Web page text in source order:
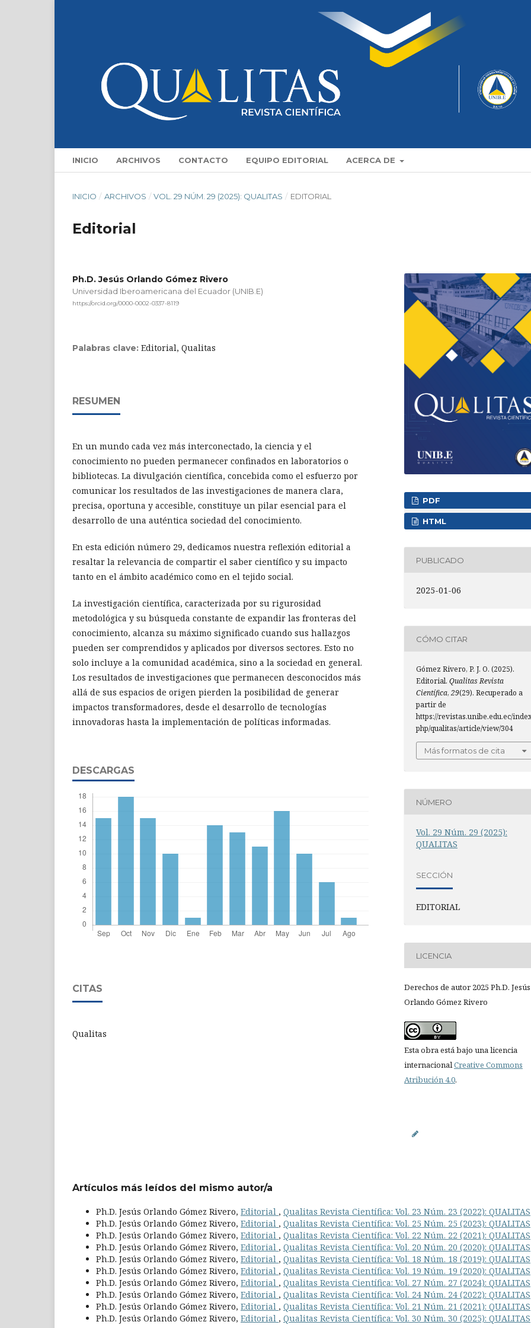
INICIO ARCHIVOS CONTACTO EQUIPO EDITORIAL ACERCA DE
INICIO / ARCHIVOS / VOL. 29 NÚM. 29 (2025): QUALITAS / EDITORIAL
Editorial
Ph.D. Jesús Orlando Gómez Rivero
Universidad Iberoamericana del Ecuador (UNIB.E)
https://orcid.org/0000-0002-0337-8119
Palabras clave: Editorial, Qualitas
RESUMEN
En un mundo cada vez más interconectado, la ciencia y el
conocimiento no pueden permanecer confinados en laboratorios o
bibliotecas. La divulgación científica, concebida como el esfuerzo por
comunicar los resultados de las investigaciones de manera clara,
precisa, oportuna y accesible, constituye un pilar esencial para el
desarrollo de una auténtica sociedad del conocimiento.
En esta edición número 29, dedicamos nuestra reflexión editorial a
resaltar la relevancia de compartir el saber científico y su impacto
tanto en el ámbito académico como en el tejido social.
La investigación científica, caracterizada por su rigurosidad
metodológica y su búsqueda constante de expandir las fronteras del
conocimiento, alcanza su máximo significado cuando sus hallazgos
pueden ser comprendidos y aplicados por diversos sectores. Esto no
solo incluye a la comunidad académica, sino a la sociedad en general.
Los resultados de investigaciones que permanecen desconocidos más
allá de sus espacios de origen pierden la posibilidad de generar
impactos transformadores, desde el desarrollo de tecnologías
innovadoras hasta la implementación de políticas informadas.
DESCARGAS
CITAS
Qualitas
PDF
HTML
PUBLICADO
2025-01-06
CÓMO CITAR
Gómez Rivero, P. J. O. (2025).
Editorial. Qualitas Revista
Científica, 29(29). Recuperado a
partir de
https://revistas.unibe.edu.ec/
php/qualitas/article/view/304
Más formatos de cita
NÚMERO
Vol. 29 Núm. 29 (2025):
QUALITAS
SECCIÓN
EDITORIAL
LICENCIA
Derechos de autor 2025 Ph.D. Jesús
Orlando Gómez Rivero
Esta obra está bajo una licencia
internacionalCreative Commons
Atribución 4.0.
Artículos más leídos del mismo autor/a
Ph.D. Jesús Orlando Gómez Rivero, Editorial , Qualitas Revista Científica: Vol. 23 Núm. 23 (2022): QUALITAS
Ph.D. Jesús Orlando Gómez Rivero, Editorial , Qualitas Revista Científica: Vol. 25 Núm. 25 (2023): QUALITAS
Ph.D. Jesús Orlando Gómez Rivero, Editorial , Qualitas Revista Científica: Vol. 22 Núm. 22 (2021): QUALITAS
Ph.D. Jesús Orlando Gómez Rivero, Editorial , Qualitas Revista Científica: Vol. 20 Núm. 20 (2020): QUALITAS
Ph.D. Jesús Orlando Gómez Rivero, Editorial , Qualitas Revista Científica: Vol. 18 Núm. 18 (2019): QUALITAS
Ph.D. Jesús Orlando Gómez Rivero, Editorial , Qualitas Revista Científica: Vol. 19 Núm. 19 (2020): QUALITAS
Ph.D. Jesús Orlando Gómez Rivero, Editorial , Qualitas Revista Científica: Vol. 27 Núm. 27 (2024): QUALITAS
Ph.D. Jesús Orlando Gómez Rivero, Editorial , Qualitas Revista Científica: Vol. 24 Núm. 24 (2022): QUALITAS
Ph.D. Jesús Orlando Gómez Rivero, Editorial , Qualitas Revista Científica: Vol. 21 Núm. 21 (2021): QUALITAS
Ph.D. Jesús Orlando Gómez Rivero, Editorial , Qualitas Revista Científica: Vol. 30 Núm. 30 (2025): QUALITAS